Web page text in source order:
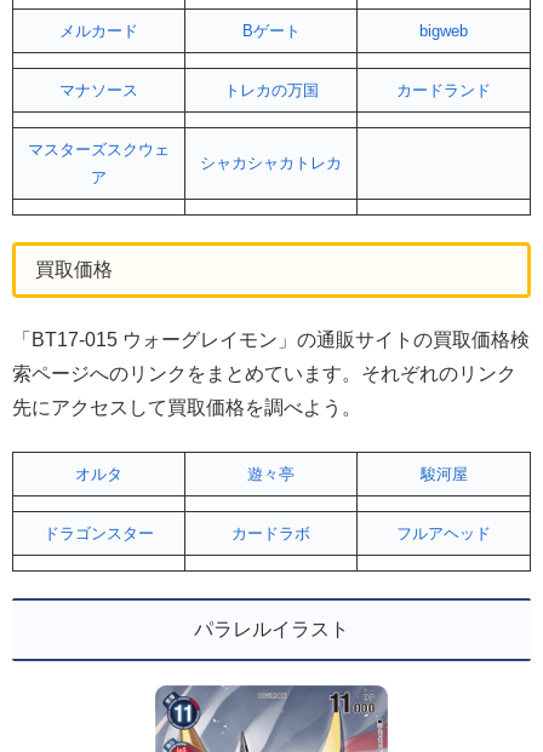
メルカード Bゲート bigweb
マナソース トレカの万国 カードランド
マスターズスクウェ
ア
シャカシャカトレカ
買取価格
「BT17-015 ウォーグレイモン」の通販サイトの買取価格検
索ページへのリンクをまとめています。それぞれのリンク
先にアクセスして買取価格を調べよう。
オルタ 遊々亭 駿河屋
ドラゴンスター カードラボ フルアヘッド
パラレルイラスト